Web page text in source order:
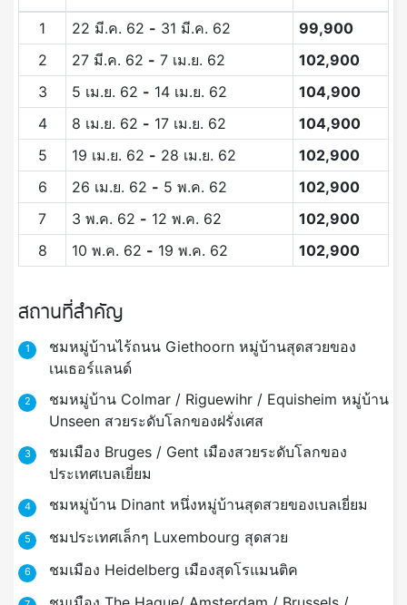
1 22 มี.ค. 62 - 31 มี.ค. 62
99,900
2
27 มี.ค. 62 - 7 เม.ย. 62
102,900
3
5 เม.ย. 62 - 14 เม.ย. 62
104,900
4
8 เม.ย. 62 - 17 เม.ย. 62
104,900
5
19 เม.ย. 62 - 28 เม.ย. 62
102,900
6
26 เม.ย. 62 - 5 พ.ค. 62
102,900
7
3 พ.ค. 62 - 12 พ.ค. 62
102,900
8
10 พ.ค. 62 - 19 พ.ค. 62 102,900
สถานที่สำคัญ
1
ชมหมู่บ้านไร้ถนน Giethoorn หมู่บ้านสุดสวยของ
เนเธอร์แลนด์
2
ชมหมู่บ้าน Colmar / Riguewihr / Equisheim หมู่บ้าน
Unseen สวยระดับโลกของฝรั่งเศส
3
ชมเมือง Bruges / Gent เมืองสวยระดับโลกของ
ประเทศเบลเยี่ยม
4 ชมหมู่บ้าน Dinant หนึ่งหมู่บ้านสุดสวยของเบลเยี่ยม
5 ชมประเทศเล็กๆ Luxembourg สุดสวย
6 ชมเมือง Heidelberg เมืองสุดโรแมนติค